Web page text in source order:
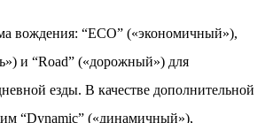
вождения: “ECO” («экономичный»),
и “Road” («дорожный») для
езды. В качестве дополнительной
“Dynamic” («динамичный»),